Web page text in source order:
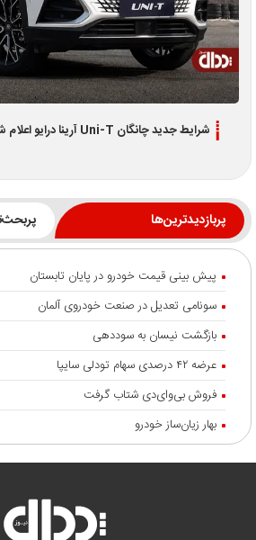
شرایط جدید چانگان Uni-T آرینا درایو اعلام شد
پربازدیدترین‌ها
پیش بینی قیمت خودرو در پایان تابستان
سونامی تعدیل در صنعت خودروی آلمان
بازگشت نیسان به سوددهی
عرضه ۴۲ درصدی سهام تودلی سایپا
فروش بی‌وای‌دی شتاب گرفت
بهار زیان‌ساز خودرو